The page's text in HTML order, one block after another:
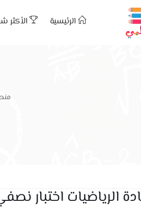
الرئيسية الأكثر
الرياضيات اختبار